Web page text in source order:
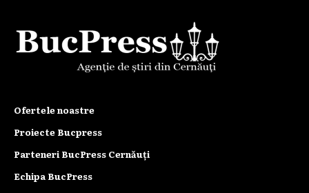
Ofertele noastre
Proiecte Bucpress
Parteneri BucPress Cernăuți
Echipa BucPress